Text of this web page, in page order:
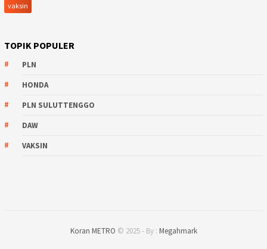
vaksin
TOPIK POPULER
PLN
HONDA
PLN SULUTTENGGO
DAW
VAKSIN
Koran METRO © 2025 - By : Megahmark